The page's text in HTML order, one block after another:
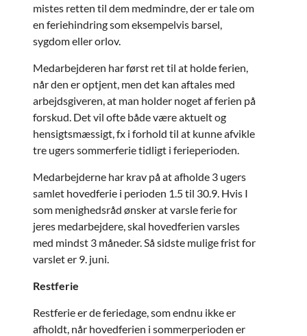
mistes retten til dem medmindre, der er tale om
en feriehindring som eksempelvis barsel,
sygdom eller orlov.
Medarbejderen har først ret til at holde ferien,
når den er optjent, men det kan aftales med
arbejdsgiveren, at man holder noget af ferien på
forskud. Det vil ofte både være aktuelt og
hensigtsmæssigt, fx i forhold til at kunne afvikle
tre ugers sommerferie tidligt i ferieperioden.
Medarbejderne har krav på at afholde 3 ugers
samlet hovedferie i perioden 1.5 til 30.9. Hvis I
som menighedsråd ønsker at varsle ferie for
jeres medarbejdere, skal hovedferien varsles
med mindst 3 måneder. Så sidste mulige frist for
varslet er 9. juni.
Restferie
Restferie er de feriedage, som endnu ikke er
afholdt, når hovedferien i sommerperioden er